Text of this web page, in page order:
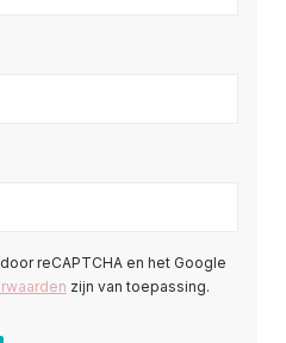
reCAPTCHA en het Google
zijn van toepassing.